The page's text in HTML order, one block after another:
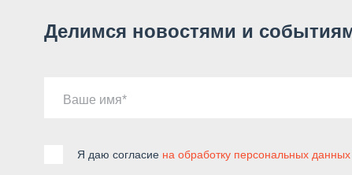
Делимся новостями и
Ваше имя
Я даю согласие на обработку персональных данных